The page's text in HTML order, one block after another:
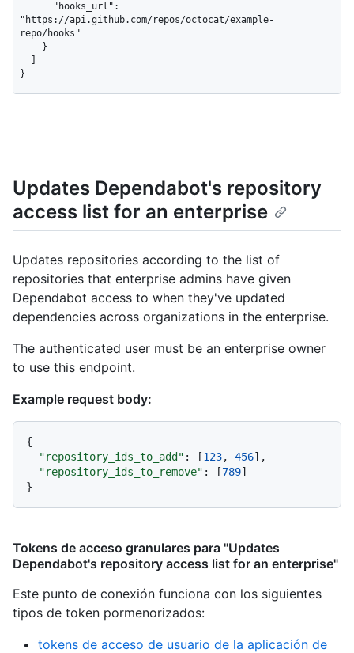
"https://api.github.com/repos/octocat/example-
repo/hooks"
}
Updates Dependabot's repository
access list for an enterprise
Updates repositories according to the list of
repositories that enterprise admins have given
Dependabot access to when they've updated
dependencies across organizations in the enterprise.
The authenticated user must be an enterprise owner
to use this endpoint.
Example request body:
{
"repository_ids_to_add" : [123, 456] ,
"repository_ids_to_remove" : [789]
}
Tokens de acceso granulares para "Updates
Dependabot's repository access list for an enterprise"
Este punto de conexión funciona con los siguientes
tipos de token pormenorizados:
tokens de acceso de usuario de la aplicación de